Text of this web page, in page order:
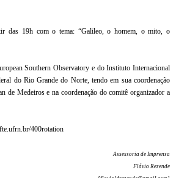
das 19h com o tema: “Galileo, o homem, o mito, o
Southern Observatory e do Instituto Internacional
do Rio Grande do Norte, tendo em sua coordenação
de Medeiros e na coordenação do comitê organizador a
400rotation
Assessoria de Imprensa
Flávio Rezende